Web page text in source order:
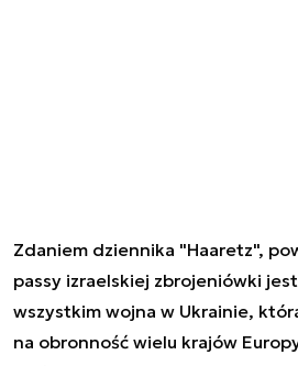
Zdaniem dziennika "Haaretz",
passy izraelskiej zbrojeniówki
wszystkim wojna w Ukrainie,
na obronność wielu krajów